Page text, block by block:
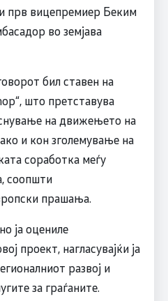
прв вицепремиер Беким
во земјава
бил ставен на
што претставува
на движењето на
и кон зголемување на
соработка меѓу
соопшти
прашања.
ја оцениле
проект, нагласувајќи ја
развој и
за граѓаните.